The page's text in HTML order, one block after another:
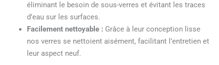
éliminant le besoin de sous-verres et évitant les traces
d’eau sur les surfaces.
Facilement nettoyable : Grâce à leur conception lisse
nos verres se nettoient aisément, facilitant l’entretien et
leur aspect neuf.